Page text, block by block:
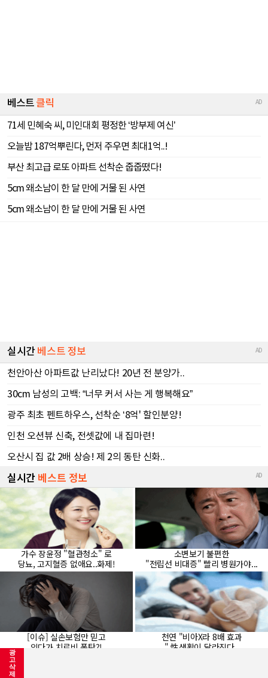
광
고
삭
제